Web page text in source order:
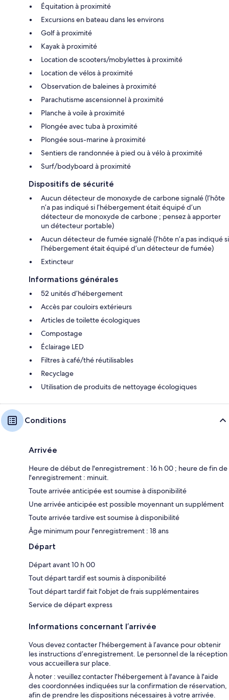
Équitation à proximité
Excursions en bateau dans les environs
Golf à proximité
Kayak à proximité
Location de scooters/mobylettes à proximité
Location de vélos à proximité
Observation de baleines à proximité
Parachutisme ascensionnel à proximité
Planche à voile à proximité
Plongée avec tuba à proximité
Plongée sous-marine à proximité
Sentiers de randonnée à pied ou à vélo à proximité
Surf/bodyboard à proximité
Dispositifs de sécurité
Aucun détecteur de monoxyde de carbone signalé (l’hôte
n’a pas indiqué si l’hébergement était équipé d’un
détecteur de monoxyde de carbone ; pensez à apporter
un détecteur portable)
Aucun détecteur de fumée signalé (l’hôte n’a pas indiqué si
l’hébergement était équipé d’un détecteur de fumée)
Extincteur
Informations générales
52 unités d’hébergement
Accès par couloirs extérieurs
Articles de toilette écologiques
Compostage
Éclairage LED
Filtres à café/thé réutilisables
Recyclage
Utilisation de produits de nettoyage écologiques
Conditions
Arrivée
Heure de début de l'enregistrement : 16 h 00 ; heure de fin de
l'enregistrement : minuit.
Toute arrivée anticipée est soumise à disponibilité
Une arrivée anticipée est possible moyennant un supplément
Toute arrivée tardive est soumise à disponibilité
Âge minimum pour l'enregistrement : 18 ans
Départ
Départ avant 10 h 00
Tout départ tardif est soumis à disponibilité
Tout départ tardif fait l'objet de frais supplémentaires
Service de départ express
Informations concernant l’arrivée
Vous devez contacter l’hébergement à l’avance pour obtenir
les instructions d’enregistrement. Le personnel de la réception
vous accueillera sur place.
À noter : veuillez contacter l'hébergement à l'avance à l'aide
des coordonnées indiquées sur la confirmation de réservation,
afin de prendre les dispositions nécessaires à votre arrivée.